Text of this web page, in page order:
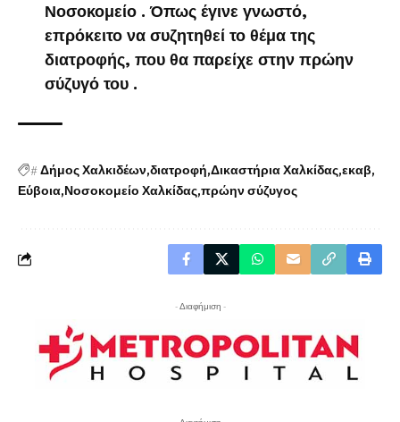
Νοσοκομείο . Όπως έγινε γνωστό,
επρόκειτο να συζητηθεί το θέμα της
διατροφής, που θα παρείχε στην πρώην
σύζυγό του .
#Δήμος Χαλκιδέων διατροφή Δικαστήρια Χαλκίδας εκαβ
Εύβοια Νοσοκομείο Χαλκίδας πρώην σύζυγος
- Διαφήμιση -